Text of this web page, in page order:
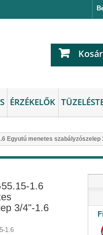
Kosár
ÉRZÉKELŐK
Egyutú menetes szabályzószelep
1.6
3/4"-1.6
1.6